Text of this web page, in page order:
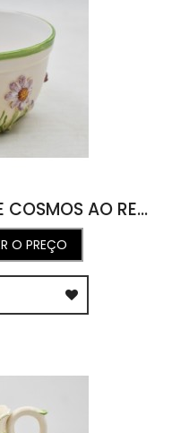
BOWL COM APLICAÇÃO DE COSMOS AO REDOR 11,8D X 7,1A
O PREÇO